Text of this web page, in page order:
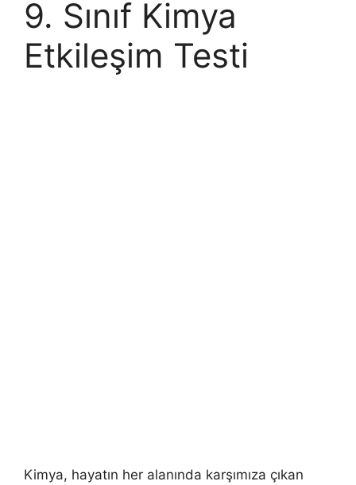
9. Sınıf Kimya
Etkileşim Testi
Kimya, hayatın her alanında karşımıza çıkan